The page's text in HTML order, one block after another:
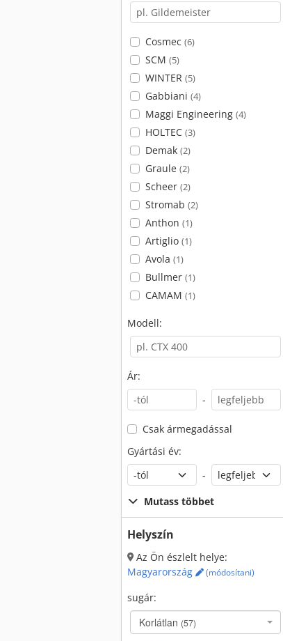
Cosmec (6)
SCM (5)
WINTER (5)
Gabbiani (4)
Maggi Engineering (4)
HOLTEC (3)
Demak (2)
Graule (2)
Scheer (2)
Stromab (2)
Anthon (1)
Artiglio (1)
Avola (1)
Bullmer (1)
CAMAM (1)
Modell:
Ár:
-
Csak ármegadással
Gyártási év:
-
Mutass többet
Helyszín
Az Ön észlelt helye:
Magyarország
(módosítani)
sugár:
Korlátlan (57)